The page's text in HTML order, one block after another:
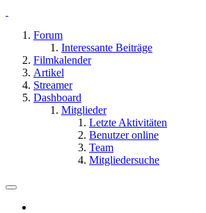
Forum
Interessante Beiträge
Filmkalender
Artikel
Streamer
Dashboard
Mitglieder
Letzte Aktivitäten
Benutzer online
Team
Mitgliedersuche